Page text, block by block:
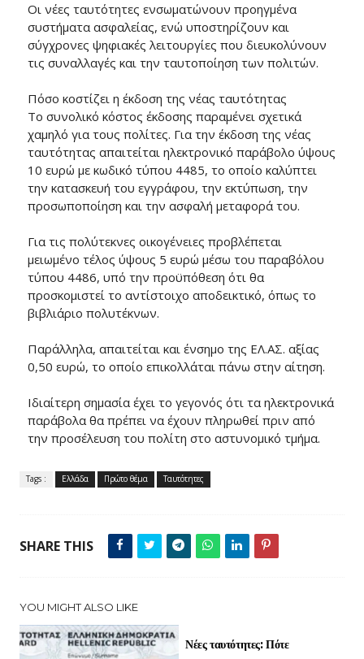
Οι νέες ταυτότητες ενσωματώνουν προηγμένα
συστήματα ασφαλείας, ενώ υποστηρίζουν και
σύγχρονες ψηφιακές λειτουργίες που διευκολύνουν
τις συναλλαγές και την ταυτοποίηση των πολιτών.
Πόσο κοστίζει η έκδοση της νέας ταυτότητας
Το συνολικό κόστος έκδοσης παραμένει σχετικά
χαμηλό για τους πολίτες. Για την έκδοση της νέας
ταυτότητας απαιτείται ηλεκτρονικό παράβολο ύψους
10 ευρώ με κωδικό τύπου 4485, το οποίο καλύπτει
την κατασκευή του εγγράφου, την εκτύπωση, την
προσωποποίηση και την ασφαλή μεταφορά του.
Για τις πολύτεκνες οικογένειες προβλέπεται
μειωμένο τέλος ύψους 5 ευρώ μέσω του παραβόλου
τύπου 4486, υπό την προϋπόθεση ότι θα
προσκομιστεί το αντίστοιχο αποδεικτικό, όπως το
βιβλιάριο πολυτέκνων.
Παράλληλα, απαιτείται και ένσημο της ΕΛ.ΑΣ. αξίας
0,50 ευρώ, το οποίο επικολλάται πάνω στην αίτηση.
Ιδιαίτερη σημασία έχει το γεγονός ότι τα ηλεκτρονικά
παράβολα θα πρέπει να έχουν πληρωθεί πριν από
την προσέλευση του πολίτη στο αστυνομικό τμήμα.
Tags : Ελλάδα Πρώτο θέμα Ταυτότητες
SHARE THIS
YOU MIGHT ALSO LIKE
Νέες ταυτότητες: Πότε